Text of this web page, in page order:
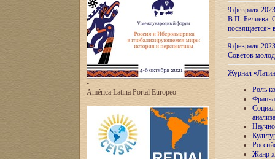
-
América Latina Portal Europeo
9 февраля
В.П. Беляева.
посвящается»
9 февраля
Советов
Журнал
Роль
анализа
Жанр